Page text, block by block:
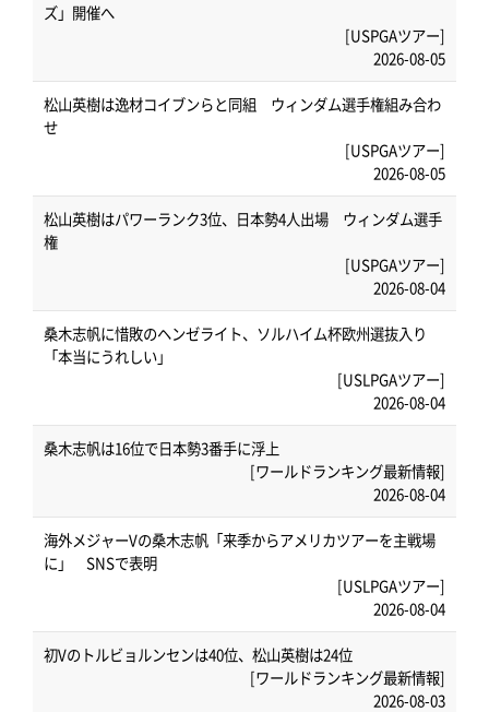
ズ」開催へ
[USPGAツアー]
2026-08-05
松山英樹は逸材コイブンらと同組 ウィンダム選手権組み合わ
せ
[USPGAツアー]
2026-08-05
松山英樹はパワーランク3位、日本勢4人出場 ウィンダム選手
権
[USPGAツアー]
2026-08-04
桑木志帆に惜敗のヘンゼライト、ソルハイム杯欧州選抜入り
「本当にうれしい」
[USLPGAツアー]
2026-08-04
桑木志帆は16位で日本勢3番手に浮上
[ワールドランキング最新情報]
2026-08-04
海外メジャーVの桑木志帆「来季からアメリカツアーを主戦場
に」 SNSで表明
[USLPGAツアー]
2026-08-04
初Vのトルビョルンセンは40位、松山英樹は24位
[ワールドランキング最新情報]
2026-08-03